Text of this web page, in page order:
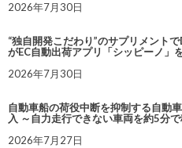
2026年7月30日
“独自開発こだわり”のサプリメント
がEC自動出荷アプリ「シッピーノ」
2026年7月30日
自動車船の荷役中断を抑制する自動
入 ～自力走行できない車両を約5分
2026年7月27日